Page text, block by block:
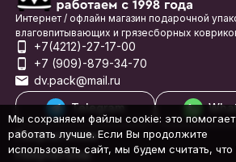
нужного товара понятным и быстрым.
можно также воспользоваться формой
расположенной в верхней части
поможет Вам выбрать и заказать
или получить подробную информацию.
Для жителей Хабаровска у нас
доставка от 2000 рублей.
Интернет / офлайн магазин подарочной
влаговпитывающих и грязесборных
+7(4212)-27-17-00
+7 (909)-879-34-70
dv.pack@mail.ru
Telegram
Покупателям
Покупателю
Мы сохраняем файлы cookie: это помогает
работать лучше. Если Вы продолжите
использовать сайт, мы будем считать, что